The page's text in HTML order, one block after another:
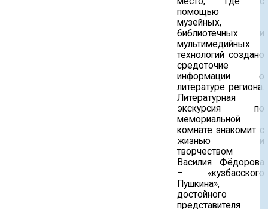
помощью
музейных,
библиотечных и
мультимедийных
технологий создано
средоточие
информации о
литературе региона.
Литературная
экскурсия по
мемориальной
комнате знакомит с
жизнью и
творчеством
Василия Фёдорова
– «кузбасского
Пушкина»,
достойного
представителя